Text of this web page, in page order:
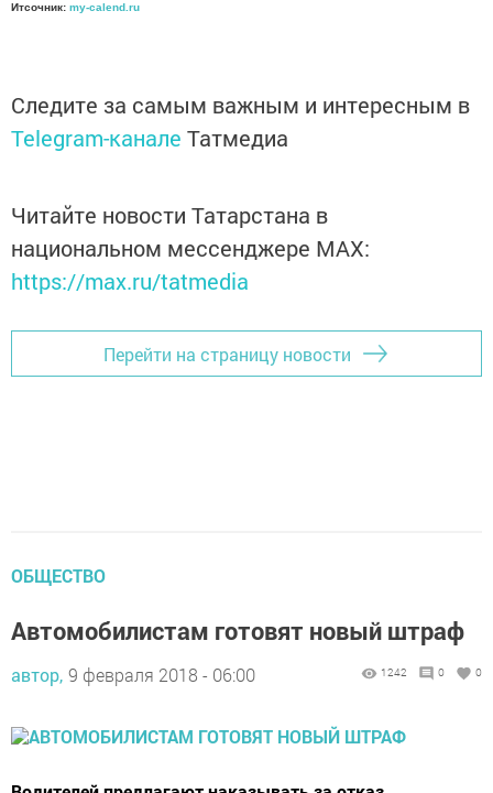
Итсочник: my-calend.ru
Следите за самым важным и интересным в
Telegram-канале Татмедиа
Читайте новости Татарстана в
национальном мессенджере MАХ:
https://max.ru/tatmedia
Перейти на страницу новости
ОБЩЕСТВО
Автомобилистам готовят новый штраф
автор, 9 февраля 2018 - 06:00 1242 0 0